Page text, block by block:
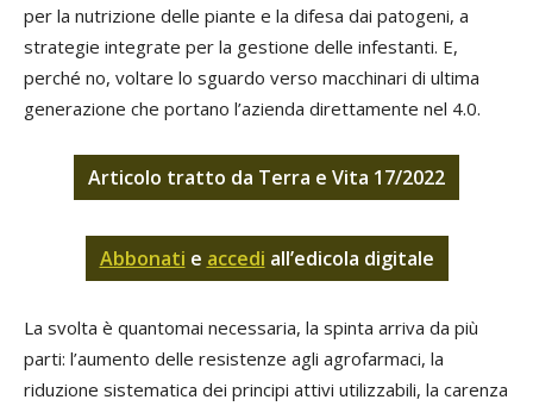
per la nutrizione delle piante e la difesa dai patogeni, a
strategie integrate per la gestione delle infestanti. E,
perché no, voltare lo sguardo verso macchinari di ultima
generazione che portano l’azienda direttamente nel 4.0.
Articolo tratto da Terra e Vita 17/2022
Abbonati e accedi all’edicola digitale
La svolta è quantomai necessaria, la spinta arriva da più
parti: l’aumento delle resistenze agli agrofarmaci, la
riduzione sistematica dei principi attivi utilizzabili, la carenza